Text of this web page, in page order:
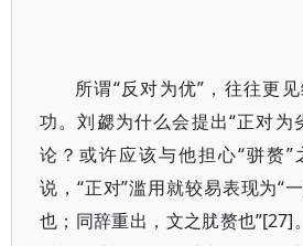
所谓“反对为优”，往往更
功。刘勰为什么会提出“正对为
论？或许应该与他担心“骈赘
说，“正对”滥用就较易表现为“
也；同辞重出，文之肬赘也”[27]